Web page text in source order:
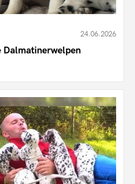
24.06.2026
Dalmatinerwelpen